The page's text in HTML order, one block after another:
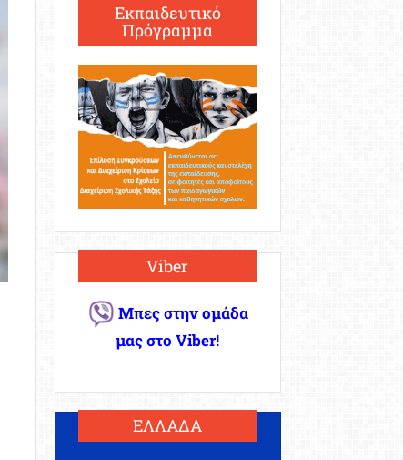
Εκπαιδευτικό
Πρόγραμμα
Viber
Μπες στην ομάδα
μας στο Viber!
ΕΛΛΑΔΑ